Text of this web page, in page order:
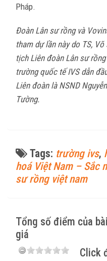
Pháp.
Đoàn Lân sư rồng và
tham dự lần này do TS,
tịch Liên đoàn Lân sư
trường quốc tế IVS dẫn
Liên đoàn là NSND
Tường.
Tags: trường ivs,
hoá Việt Nam – Sắc
sư rồng việt nam
Tổng số điểm của
giá
Click